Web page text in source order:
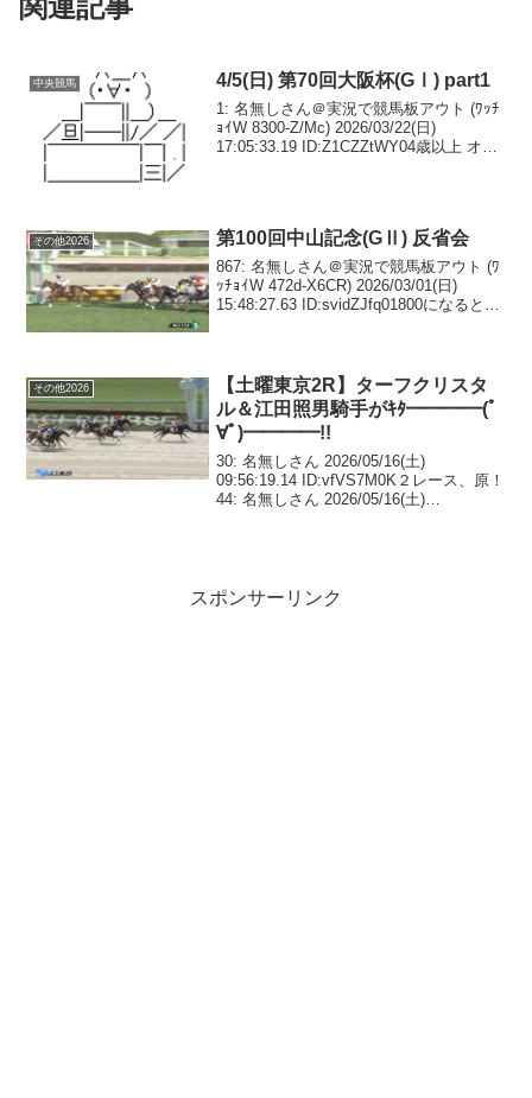
関連記事
中央競馬 4/5(日) 第70回大阪杯(GⅠ) part1
1: 名無しさん＠実況で競馬板アウト (ﾜｯﾁ
ｮｲW 8300-Z/Mc) 2026/03/22(日)
17:05:33.19 ID:Z1CZZtWY04歳以上 オー
その他2026 第100回中山記念(GⅡ) 反省会
867: 名無しさん＠実況で競馬板アウト (ﾜ
ｯﾁｮｲW 472d-X6CR) 2026/03/01(日)
15:48:27.63 ID:svidZJfq01800になるとレ
その他2026
【土曜東京2R】ターフクリスタ
ル＆江田照男騎手がｷﾀ━━━━(ﾟ
∀ﾟ)━━━━!!
30: 名無しさん 2026/05/16(土)
09:56:19.14 ID:vfVS7M0K２レース、原！
44: 名無しさん 2026/05/16(土)
スポンサーリンク